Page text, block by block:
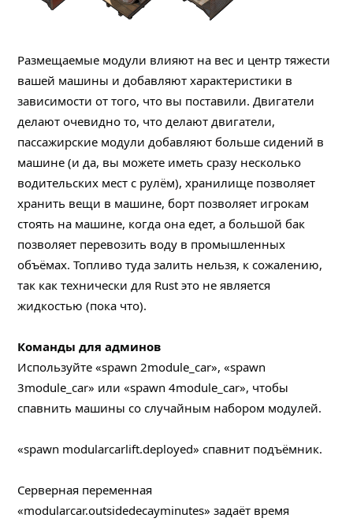
Размещаемые модули влияют на вес и центр тяжести
вашей машины и добавляют характеристики в
зависимости от того, что вы поставили. Двигатели
делают очевидно то, что делают двигатели,
пассажирские модули добавляют больше сидений в
машине (и да, вы можете иметь сразу несколько
водительских мест с рулём), хранилище позволяет
хранить вещи в машине, борт позволяет игрокам
стоять на машине, когда она едет, а большой бак
позволяет перевозить воду в промышленных
объёмах. Топливо туда залить нельзя, к сожалению,
так как технически для Rust это не является
жидкостью (пока что).
Команды для админов
Используйте «spawn 2module_car», «spawn
3module_car» или «spawn 4module_car», чтобы
спавнить машины со случайным набором модулей.
«spawn modularcarlift.deployed» спавнит подъёмник.
Серверная переменная
«modularcar.outsidedecayminutes» задаёт время